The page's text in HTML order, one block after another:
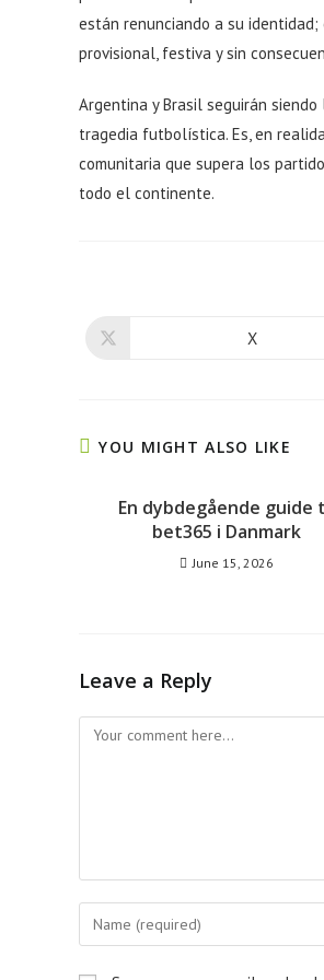
están renunciando a su
provisional, festiva y sin
Argentina y Brasil seguirán
tragedia futbolística. Es, en
comunitaria que supera los
todo el continente.
X
YOU MIGHT ALSO LIKE
En dybdegående guide
bet365 i Danmark
June 15, 2026
Leave a Reply